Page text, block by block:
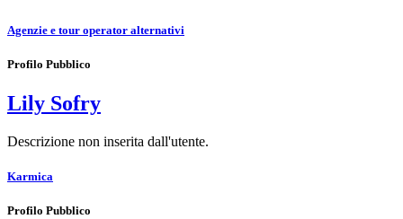
Agenzie e tour operator alternativi
Profilo Pubblico
Lily Sofry
Descrizione non inserita dall'utente.
Karmica
Profilo Pubblico